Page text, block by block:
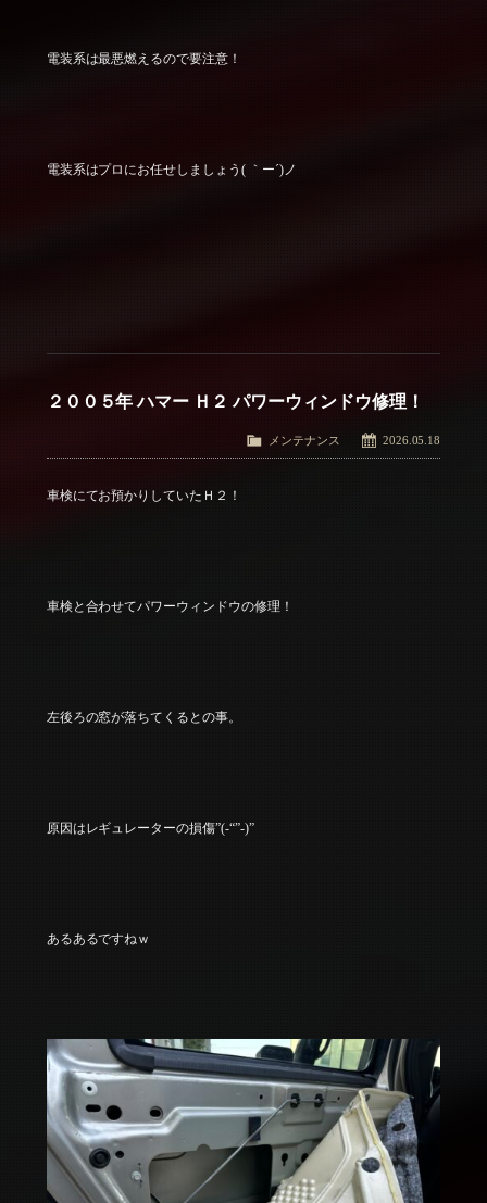
電装系は最悪燃えるので要注意！
電装系はプロにお任せしましょう( ｀ー´)ノ
２００５年 ハマー Ｈ２ パワーウィンドウ修理！
2026.05.18
メンテナンス
車検にてお預かりしていたＨ２！
車検と合わせてパワーウィンドウの修理！
左後ろの窓が落ちてくるとの事。
原因はレギュレーターの損傷”(-“”-)”
あるあるですねｗ